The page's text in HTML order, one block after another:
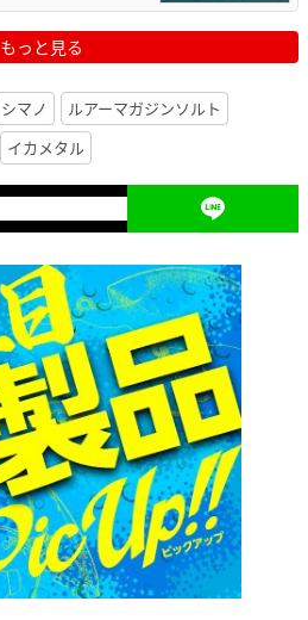
もっと見る
シマノ
ルアーマガジンソルト
イカメタル